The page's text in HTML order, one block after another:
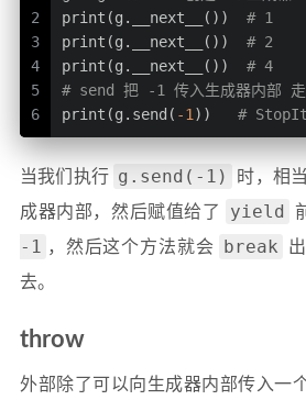
2
3
4
5
6
print(g.__next__()) # 1
print(g.__next__()) # 2
print(g.__next__()) # 4
# send 把 -1 传入生成器内部
print(g.send( -1 )) #
当我们执行 g.send(-1) 时，相
成器内部，然后赋值给了
yield
-1 ，然后这个方法就会 break
去。
throw
外部除了可以向生成器内部传入一